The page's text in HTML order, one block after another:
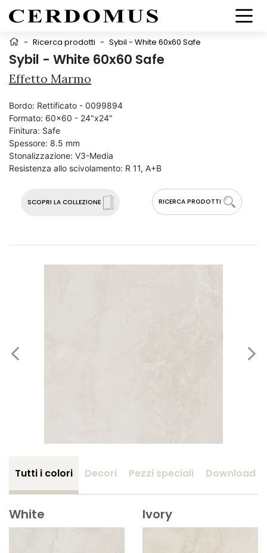
- Ricerca prodotti - Sybil - White 60x60 Safe
Sybil - White 60x60 Safe
Effetto Marmo
SCOPRI LA COLLEZIONE RICERCA PRODOTTI
Bordo: Rettificato - 0099894
Formato: 60x60 - 24"x24"
Finitura: Safe
Spessore: 8.5 mm
Stonalizzazione: V3-Media
Resistenza allo scivolamento: R 11, A+B
Tutti i colori Decori Pezzi speciali Download
White Ivory